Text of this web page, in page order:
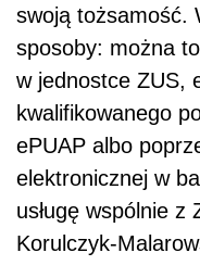
swoją tożsamość.
sposoby: można
w jednostce ZUS,
kwalifikowanego
ePUAP albo
elektronicznej w
usługę wspólnie z
Korulczyk-